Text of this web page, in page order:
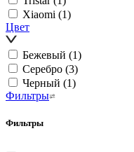
Xiaomi (1)
Цвет
Бежевый (1)
Серебро (3)
Черный (1)
Фильтры
Фильтры